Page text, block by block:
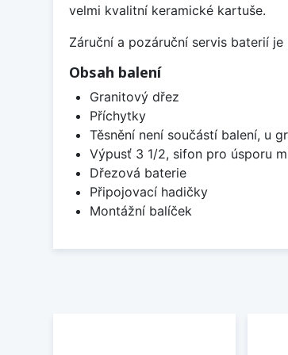
velmi kvalitní keramické kartuše.
Záruční a pozáruční servis baterií
Obsah balení
Granitový dřez
Příchytky
Těsnění není součástí balení, u
Výpusť 3 1/2, sifon pro úsporu
Dřezová baterie
Připojovací hadičky
Montážní balíček